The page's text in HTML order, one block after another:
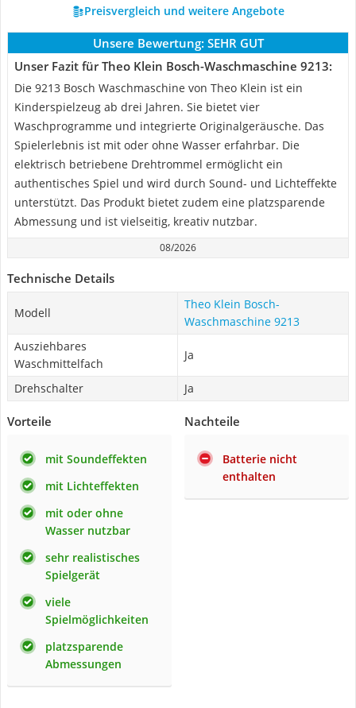
Preisvergleich und weitere Angebote
Unsere Bewertung: SEHR GUT
Unser Fazit für Theo Klein Bosch-Waschmaschine 9213:
Die 9213 Bosch Waschmaschine von Theo Klein ist ein
Kinderspielzeug ab drei Jahren. Sie bietet vier
Waschprogramme und integrierte Originalgeräusche. Das
Spielerlebnis ist mit oder ohne Wasser erfahrbar. Die
elektrisch betriebene Drehtrommel ermöglicht ein
authentisches Spiel und wird durch Sound- und Lichteffekte
unterstützt. Das Produkt bietet zudem eine platzsparende
Abmessung und ist vielseitig, kreativ nutzbar.
08/2026
Technische Details
Modell
Theo Klein Bosch-
Waschmaschine 9213
Ausziehbares
Waschmittelfach
Ja
Drehschalter Ja
Vorteile
mit Soundeffekten
mit Lichteffekten
mit oder ohne
Wasser nutzbar
sehr realistisches
Spielgerät
viele
Spielmöglichkeiten
platzsparende
Abmessungen
Nachteile
Batterie nicht
enthalten